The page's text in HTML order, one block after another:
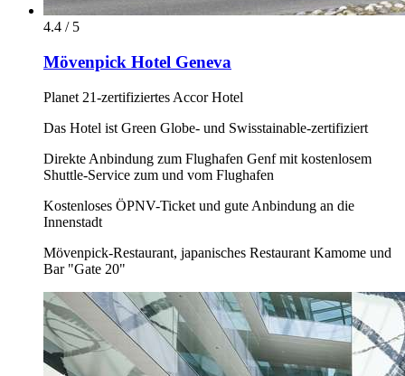
4.4 / 5
Mövenpick Hotel Geneva
Planet 21-zertifiziertes Accor Hotel
Das Hotel ist Green Globe- und Swisstainable-zertifiziert
Direkte Anbindung zum Flughafen Genf mit kostenlosem
Shuttle-Service zum und vom Flughafen
Kostenloses ÖPNV-Ticket und gute Anbindung an die
Innenstadt
Mövenpick-Restaurant, japanisches Restaurant Kamome und
Bar "Gate 20"